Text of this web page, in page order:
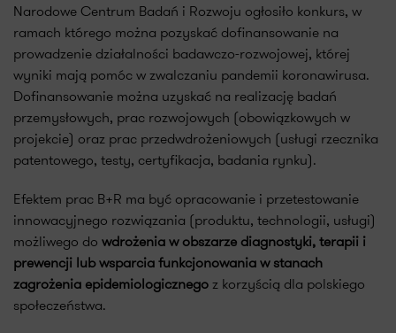
Narodowe Centrum Badań i Rozwoju ogłosiło konkurs, w
ramach którego można pozyskać dofinansowanie na
prowadzenie działalności badawczo-rozwojowej, której
wyniki mają pomóc w zwalczaniu pandemii koronawirusa.
Dofinansowanie można uzyskać na realizację badań
przemysłowych, prac rozwojowych (obowiązkowych w
projekcie) oraz prac przedwdrożeniowych (usługi rzecznika
patentowego, testy, certyfikacja, badania rynku).
Efektem prac B+R ma być opracowanie i przetestowanie
innowacyjnego rozwiązania (produktu, technologii, usługi)
możliwego do wdrożenia w obszarze diagnostyki, terapii i
prewencji lub wsparcia funkcjonowania w stanach
zagrożenia epidemiologicznegoz korzyścią dla polskiego
społeczeństwa.